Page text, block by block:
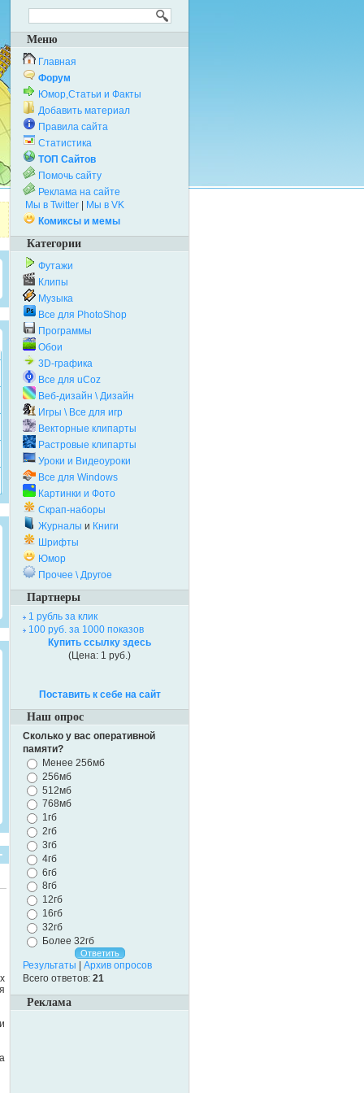
Меню
Главная
Форум
Юмор,Статьи и Факты
Добавить материал
Правила сайта
Статистика
ТОП Сайтов
Помочь сайту
Реклама на сайте
Мы в Twitter
Мы в VK
Комиксы и мемы
Категории
Футажи
Клипы
Музыка
Все для PhotoShop
Программы
Обои
3D-графика
Все для uCoz
Веб-дизайн \ Дизайн
Игры \ Все для игр
Векторные клипарты
Растровые клипарты
Уроки и Видеоуроки
Все для Windows
Картинки и Фото
Скрап-наборы
Журналы и Книги
Шрифты
Юмор
Прочее \ Другое
Партнеры
1 рубль за клик
100 руб. за 1000 показов
Купить ссылку здесь
(Цена: 1 руб.)
Поставить к себе на сайт
Наш опрос
Сколько у вас оперативной
памяти?
Менее 256мб
256мб
512мб
768мб
1гб
2гб
3гб
4гб
6гб
8гб
12гб
16гб
32гб
Более 32гб
Результаты | Архив опросов
Всего ответов: 21
Реклама